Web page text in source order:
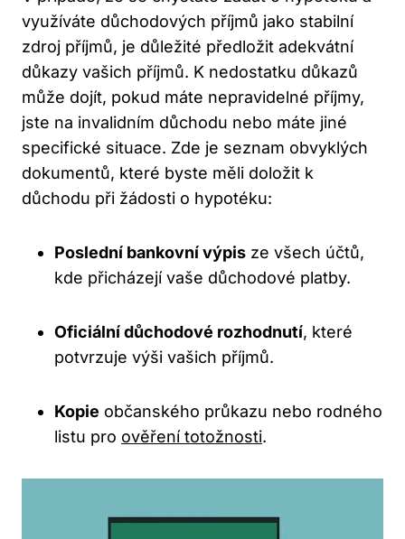
využíváte důchodových příjmů jako stabilní
zdroj příjmů, je důležité předložit adekvátní
důkazy vašich příjmů. K nedostatku důkazů
může dojít, pokud máte nepravidelné příjmy,
jste na invalidním důchodu nebo máte jiné
specifické situace. Zde je seznam obvyklých
dokumentů, které byste měli doložit k
důchodu při žádosti o hypotéku:
Poslední bankovní výpis ze všech účtů,
kde přicházejí vaše důchodové platby.
Oficiální důchodové rozhodnutí, které
potvrzuje výši vašich příjmů.
Kopie občanského průkazu nebo rodného
listu pro ověření totožnosti.